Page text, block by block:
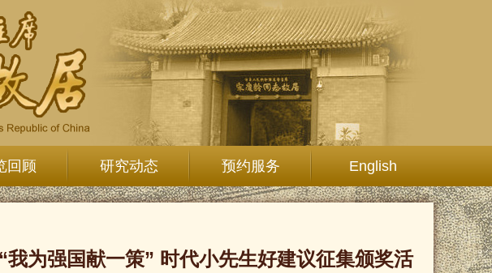
回顾 研究动态 预约服务 English
我为强国献一策” 时代小先生好建议征集颁奖活